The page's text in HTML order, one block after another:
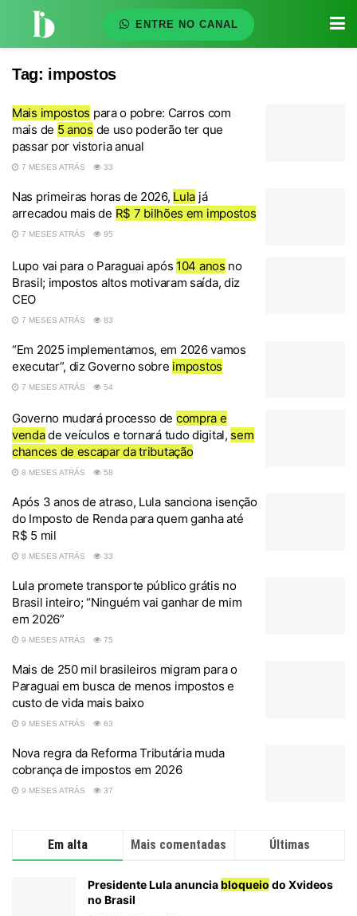
ENTRE NO CANAL
Tag: impostos
Mais impostos para o pobre: Carros com
mais de 5 anos de uso poderão ter que
passar por vistoria anual
7 MESES ATRÁS 33
Nas primeiras horas de 2026, Lula já
arrecadou mais de R$ 7 bilhões em impostos
7 MESES ATRÁS 95
Lupo vai para o Paraguai após 104 anos no
Brasil; impostos altos motivaram saída, diz
CEO
7 MESES ATRÁS 83
“Em 2025 implementamos, em 2026 vamos
executar”, diz Governo sobre impostos
7 MESES ATRÁS 54
Governo mudará processo de compra e
vendade veículos e tornará tudo digital, sem
chances de escapar da tributação
8 MESES ATRÁS 58
Após 3 anos de atraso, Lula sanciona isenção
do Imposto de Renda para quem ganha até
R$ 5 mil
8 MESES ATRÁS 33
Lula promete transporte público grátis no
Brasil inteiro; “Ninguém vai ganhar de mim
em 2026”
9 MESES ATRÁS 75
Mais de 250 mil brasileiros migram para o
Paraguai em busca de menos impostos e
custo de vida mais baixo
9 MESES ATRÁS 63
Nova regra da Reforma Tributária muda
cobrança de impostos em 2026
9 MESES ATRÁS 37
Em alta Mais comentadas Últimas
Presidente Lula anunciabloqueio do Xvideos
no Brasil